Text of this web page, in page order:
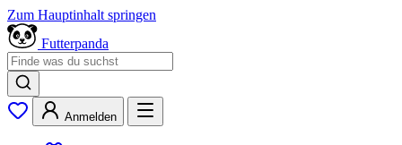
Zum Hauptinhalt springen
Futterpanda
Anmelden